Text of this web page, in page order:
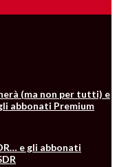
(ma non per tutti) e
abbonati Premium
e gli abbonati